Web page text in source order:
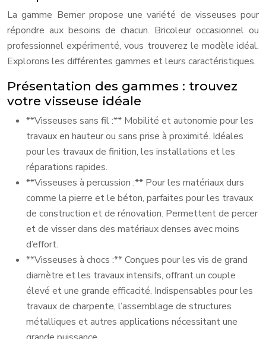
La gamme Berner propose une variété de visseuses pour
répondre aux besoins de chacun. Bricoleur occasionnel ou
professionnel expérimenté, vous trouverez le modèle idéal.
Explorons les différentes gammes et leurs caractéristiques.
Présentation des gammes : trouvez
votre visseuse idéale
**Visseuses sans fil :** Mobilité et autonomie pour les
travaux en hauteur ou sans prise à proximité. Idéales
pour les travaux de finition, les installations et les
réparations rapides.
**Visseuses à percussion :** Pour les matériaux durs
comme la pierre et le béton, parfaites pour les travaux
de construction et de rénovation. Permettent de percer
et de visser dans des matériaux denses avec moins
d’effort.
**Visseuses à chocs :** Conçues pour les vis de grand
diamètre et les travaux intensifs, offrant un couple
élevé et une grande efficacité. Indispensables pour les
travaux de charpente, l’assemblage de structures
métalliques et autres applications nécessitant une